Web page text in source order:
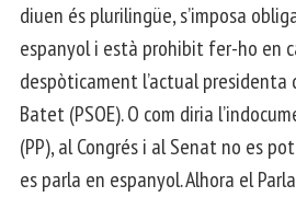
diuen és plurilingüe, s’imposa
espanyol i està prohibit fer-ho en
despòticament l’actual presidenta
Batet (PSOE). O com diria
(PP), al Congrés i al Senat no es
es parla en espanyol. Alhora el